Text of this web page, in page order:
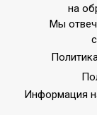
Ступени
Страна
на
Мы
Информация